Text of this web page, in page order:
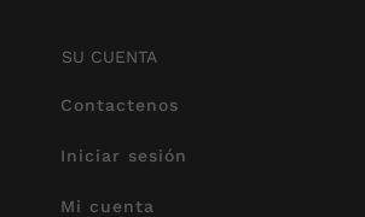
SU CUENTA
Contactenos
Iniciar sesión
Mi cuenta